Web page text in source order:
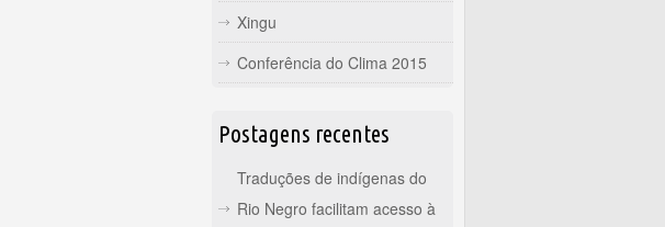
Xingu
Conferência do Clima 2015
Postagens recentes
Traduções de indígenas do
Rio Negro facilitam acesso à